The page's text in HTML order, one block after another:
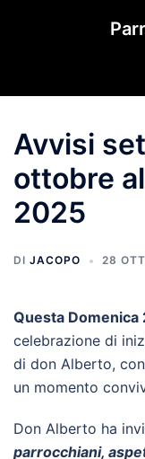
Avvisi
ottobre
2025
DI JACOPO 28
Questa
celebrazione di
di don Alberto,
un momento
Don Alberto ha
parrocchiani,